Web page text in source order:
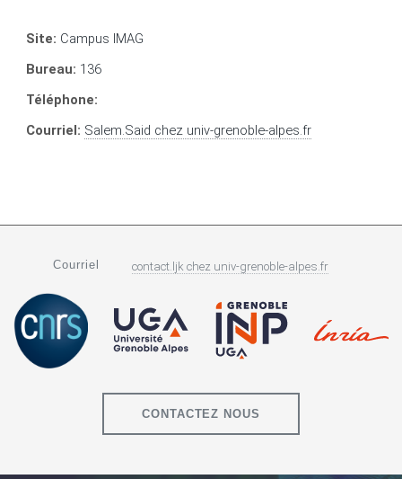
Site: Campus IMAG
Bureau: 136
Téléphone:
Courriel: Salem.Said chez univ-grenoble-alpes.fr
Courriel contact.ljk chez univ-grenoble-alpes.fr
CONTACTEZ NOUS